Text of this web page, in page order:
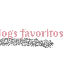
favoritos